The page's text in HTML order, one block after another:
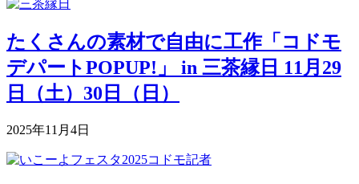
たくさんの素材で自由に工作「コドモ
デパートPOPUP!」 in 三茶縁日 11月29
日（土）30日（日）
2025年11月4日